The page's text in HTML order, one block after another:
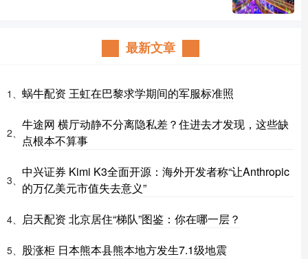
最新文章
1、 蜗牛配资 王虹在巴黎求学期间的军服标准照
2、
牛途网 横厅动静不分离隐私差？住进去才发现，这些缺
点根本不算事
3、
中兴证券 Kimi K3全面开源：海外开发者称“让Anthropic
的万亿美元市值失去意义”
4、 启天配资 北京居住“梯队”图鉴：你在哪一层？
5、 股涨柜 日本熊本县熊本地方发生7.1级地震